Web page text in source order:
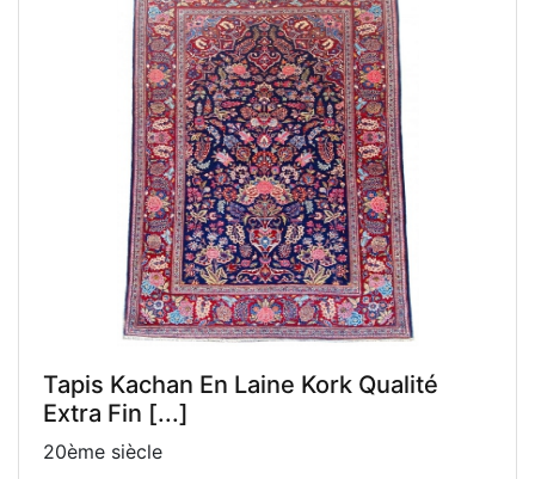
Tapis Kachan En Laine Kork Qualité
Extra Fin [...]
20ème siècle